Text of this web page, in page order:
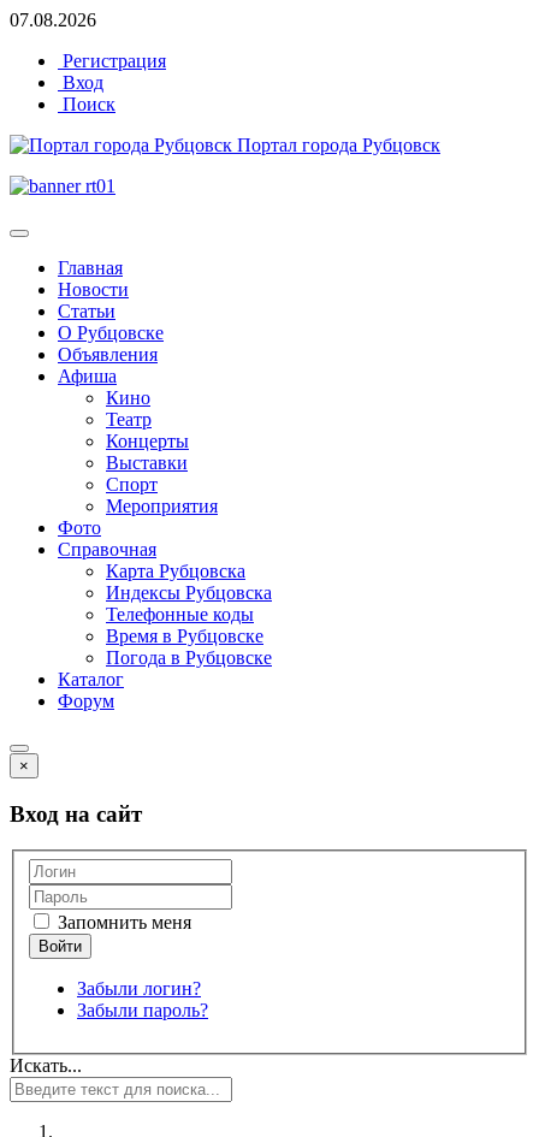
07.08.2026
Регистрация
Вход
Поиск
Портал города Рубцовск
Главная
Новости
Статьи
О Рубцовске
Объявления
Афиша
Кино
Театр
Концерты
Выставки
Спорт
Мероприятия
Фото
Справочная
Карта Рубцовска
Индексы Рубцовска
Телефонные коды
Время в Рубцовске
Погода в Рубцовске
Каталог
Форум
×
Вход на сайт
Запомнить меня
Забыли логин?
Забыли пароль?
Искать...